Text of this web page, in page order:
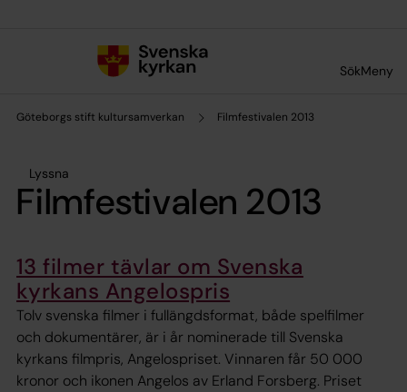
SökMeny
Göteborgs stift kultursamverkan Filmfestivalen 2013
Lyssna
Filmfestivalen 2013
13 filmer tävlar om Svenska
kyrkans Angelospris
Tolv svenska filmer i fullängdsformat, både spelfilmer
och dokumentärer, är i år nominerade till Svenska
kyrkans filmpris, Angelospriset. Vinnaren får 50 000
kronor och ikonen Angelos av Erland Forsberg. Priset